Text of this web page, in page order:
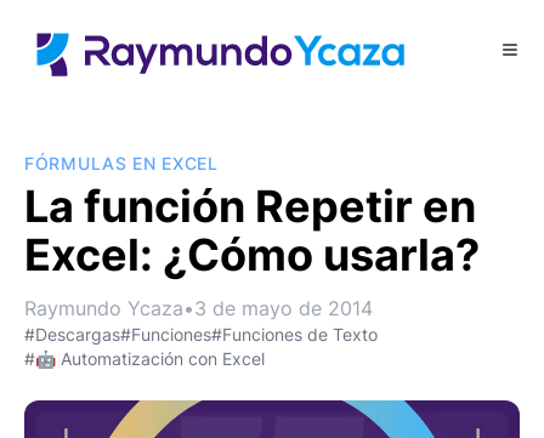
FÓRMULAS EN EXCEL
La función Repetir en
Excel: ¿Cómo usarla?
Raymundo Ycaza•3 de mayo de 2014
#Descargas#Funciones#Funciones de Texto
#🤖 Automatización con Excel